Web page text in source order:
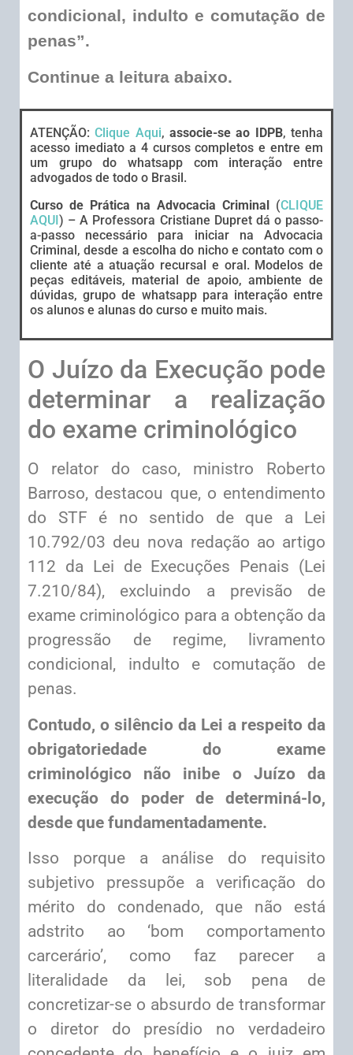
condicional, indulto e comutação de
penas”.
Continue a leitura abaixo.
ATENÇÃO:Clique Aqui,associe-se ao IDPB, tenha
acesso imediato a 4 cursos completos e entre em
um grupo do whatsapp com interação entre
advogados de todo o Brasil.
Curso de Prática na Advocacia Criminal
(CLIQUE
AQUI ) – A Professora Cristiane Dupret dá o passo-
a-passo necessário para iniciar na Advocacia
Criminal, desde a escolha do nicho e contato com o
cliente até a atuação recursal e oral. Modelos de
peças editáveis, material de apoio, ambiente de
dúvidas, grupo de whatsapp para interação entre
os alunos e alunas do curso e muito mais.
O Juízo da Execução pode
determinar a realização
do exame criminológico
O relator do caso, ministro Roberto
Barroso, destacou que, o entendimento
do STF é no sentido de que a Lei
10.792/03 deu nova redação ao artigo
112 da Lei de Execuções Penais (Lei
7.210/84), excluindo a previsão de
exame criminológico para a obtenção da
progressão de regime, livramento
condicional, indulto e comutação de
penas.
Contudo, o silêncio da Lei a respeito da
obrigatoriedade do exame
criminológico não inibe o Juízo da
execução do poder de determiná-lo,
desde que fundamentadamente.
Isso porque a análise do requisito
subjetivo pressupõe a verificação do
mérito do condenado, que não está
adstrito ao ‘bom comportamento
carcerário’, como faz parecer a
literalidade da lei, sob pena de
concretizar-se o absurdo de transformar
o diretor do presídio no verdadeiro